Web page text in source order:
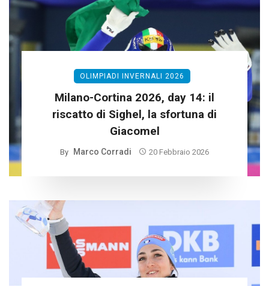
OLIMPIADI INVERNALI 2026
Milano-Cortina 2026, day 14: il
riscatto di Sighel, la sfortuna di
Giacomel
By Marco Corradi 20 Febbraio 2026